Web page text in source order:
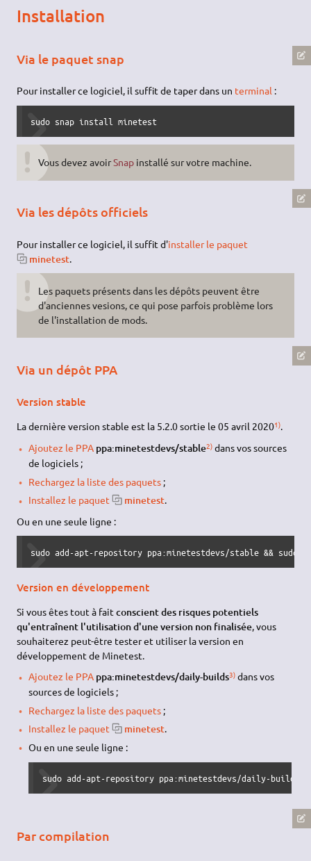
Installation
Via le paquet snap
Pour installer ce logiciel, il suffit de taper dans un terminal :
sudo snap install minetest
Vous devez avoirSnapinstallé sur votre machine.
Via les dépôts officiels
Pour installer ce logiciel, il suffit d'installer le paquet
minetest.
Les paquets présents dans les dépôts peuvent être
d'anciennes vesions, ce qui pose parfois problème lors
de l'installation de mods.
Via un dépôt PPA
Version stable
La dernière version stable est la 5.2.0 sortie le 05 avril 20201).
Ajoutez le PPA ppa:minetestdevs/stable2)dans vos sources
de logiciels ;
Rechargez la liste des paquets;
Installez le paquet
minetest.
Ou en une seule ligne :
sudo add-apt-repository ppa:minetestdevs/stable &&
Version en développement
Si vous êtes tout à faitconscient des risques potentiels
qu'entraînent l'utilisation d'une version non finalisée, vous
souhaiterez peut-être tester et utiliser la version en
développement de Minetest.
Ajoutez le PPA ppa:minetestdevs/daily-builds3)dans vos
sources de logiciels ;
Rechargez la liste des paquets;
Installez le paquet
minetest.
Ou en une seule ligne :
sudo add-apt-repository ppa:minetestdevs/daily-builds
Par compilation